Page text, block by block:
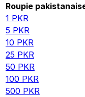
Roupie
1 PKR
5 PKR
10 PKR
25 PKR
50 PKR
100 PKR
500 PKR